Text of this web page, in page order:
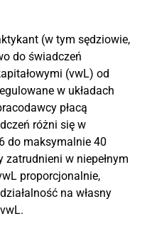
(w tym sędziowie,
do świadczeń
(vwL) od
w układach
płacą
różni się w
do maksymalnie 40
zatrudnieni w niepełnym
proporcjonalnie,
na własny